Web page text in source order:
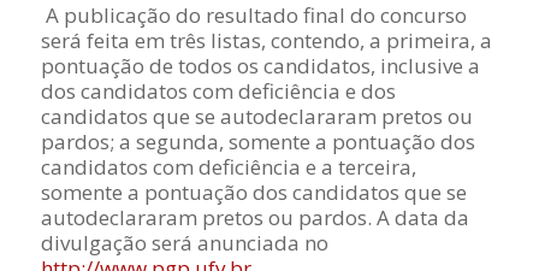
A publicação do resultado final do concurso
será feita em três listas, contendo, a primeira, a
pontuação de todos os candidatos, inclusive a
dos candidatos com deficiência e dos
candidatos que se autodeclararam pretos ou
pardos; a segunda, somente a pontuação dos
candidatos com deficiência e a terceira,
somente a pontuação dos candidatos que se
autodeclararam pretos ou pardos. A data da
divulgação será anunciada no